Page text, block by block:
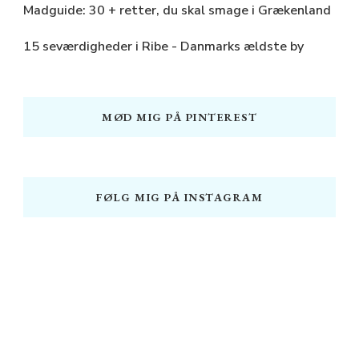
Madguide: 30 + retter, du skal smage i Grækenland
15 seværdigheder i Ribe - Danmarks ældste by
MØD MIG PÅ PINTEREST
FØLG MIG PÅ INSTAGRAM